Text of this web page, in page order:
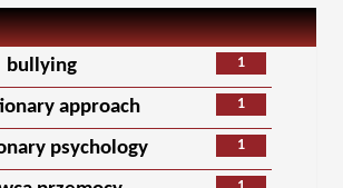
1
bullying
1
approach
1
psychology